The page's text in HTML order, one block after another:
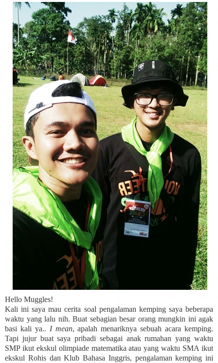
Hello Muggles!
Kali ini saya mau cerita soal pengalaman kemping saya beberapa
waktu yang lalu nih. Buat sebagian besar orang mungkin ini agak
basi kali ya.. I mean, apalah menariknya sebuah acara kemping.
Tapi jujur buat saya pribadi sebagai anak rumahan yang waktu
SMP ikut ekskul olimpiade matematika atau yang waktu SMA ikut
ekskul Rohis dan Klub Bahasa Inggris, pengalaman kemping ini